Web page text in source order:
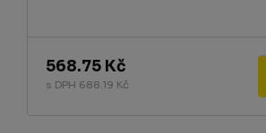
568.75 Kč
s DPH 688.19 Kč